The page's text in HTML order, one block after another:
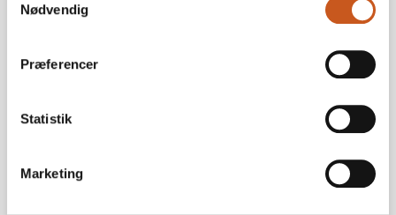
Nødvendig
Præferencer
Statistik
Marketing
Info